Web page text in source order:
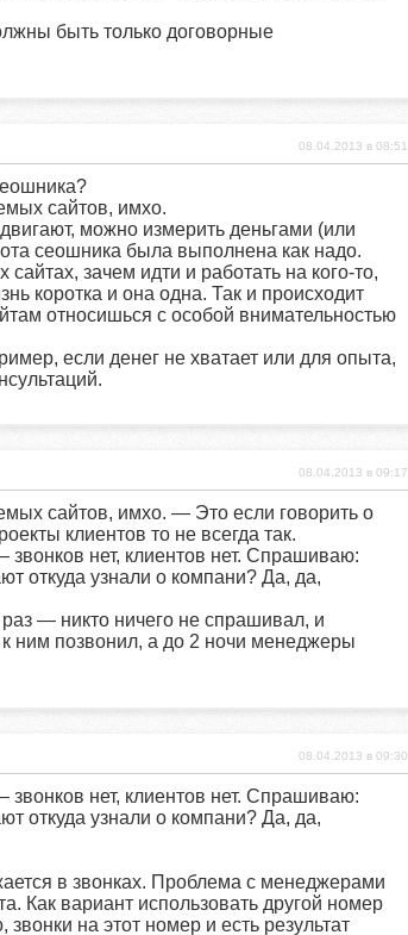
быть только договорные
08.04.2013 в 08:51
сайтов, имхо.
можно измерить деньгами (или
сеошника была выполнена как надо.
зачем идти и работать на кого-то,
коротка и она одна. Так и происходит
относишься с особой внимательностью
если денег не хватает или для опыта,
08.04.2013 в 09:17
сайтов, имхо. — Это если говорить о
клиентов то не всегда так.
звонков нет, клиентов нет. Спрашиваю:
откуда узнали о компани? Да, да,
— никто ничего не спрашивал, и
к ним позвонил, а до 2 ночи менеджеры
08.04.2013 в 09:30
звонков нет, клиентов нет. Спрашиваю:
откуда узнали о компани? Да, да,
в звонках. Проблема с менеджерами
Как вариант использовать другой номер
на этот номер и есть результат